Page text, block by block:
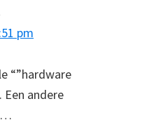
pm
“”hardware
andere
…